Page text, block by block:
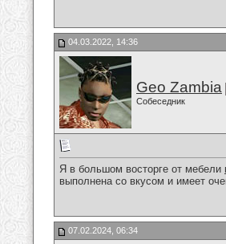
04.03.2022, 14:36
Geo Zambia
Собеседник
Я в большом восторге от мебели
выполнена со вкусом и имеет
07.02.2024, 06:34